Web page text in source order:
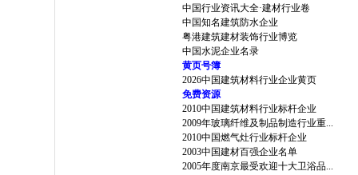
中国行业资讯大全·建材行业卷
中国知名建筑防水企业
粤港建筑建材装饰行业博览
中国水泥企业名录
黄页号簿
2026中国建筑材料行业企业黄页
免费资源
2010中国建筑材料行业标杆企业
2009年玻璃纤维及制品制造行业重...
2010中国燃气灶行业标杆企业
2003中国建材百强企业名单
2005年度南京最受欢迎十大卫浴品...